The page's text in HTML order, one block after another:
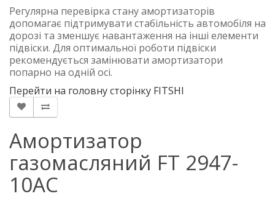
Регулярна перевірка стану амортизаторів
допомагає підтримувати стабільність автомобіля на
дорозі та зменшує навантаження на інші елементи
підвіски. Для оптимальної роботи підвіски
рекомендується замінювати амортизатори
попарно на одній осі.
Перейти на головну сторінку FITSHI
Амортизатор
газомасляний FT 2947-
10AC